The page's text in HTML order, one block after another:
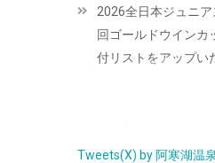
2026全日本ジュニ
回ゴールドウイン
付リストをアップい
Tweets(X) by 阿寒湖温